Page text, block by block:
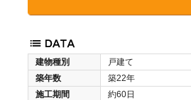
建物種別
戸建て
築年数
築22年
施工期間
約60日